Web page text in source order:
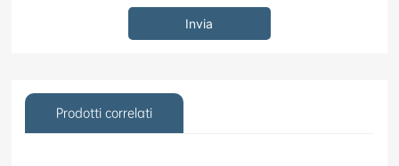
Invia
Prodotti correlati